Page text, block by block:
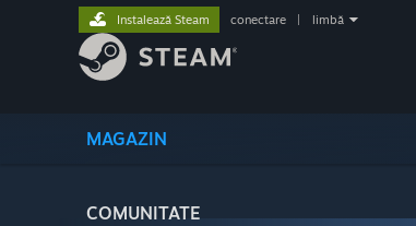
MAGAZIN
COMUNITATE
Instalează Steam conectare limbă